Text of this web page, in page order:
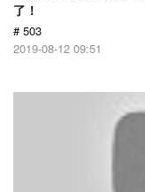
了！
# 503
2019-08-12 09:51